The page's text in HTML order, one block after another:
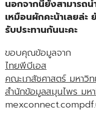
นอกจากนี้ยังสามารถน
เหมือนผักคะน้าเลยล่ะ
รับประทานกันนะคะ
ขอบคุณข้อมูลจาก
ไทยพีบีเอส
คณะเภสัชศาสตร์ มหาวิ
สำนักข้อมูลสมุนไพร มห